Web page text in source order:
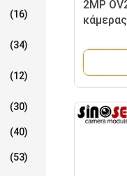
(16)
(34)
(12)
(30)
(40)
(53)
2MP